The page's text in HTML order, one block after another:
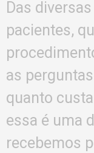
Das
pacientes,
as
quanto
essa é uma
recebemos